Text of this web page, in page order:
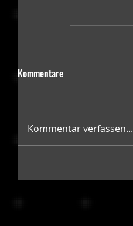
Kommentare
Kommentar verfassen...